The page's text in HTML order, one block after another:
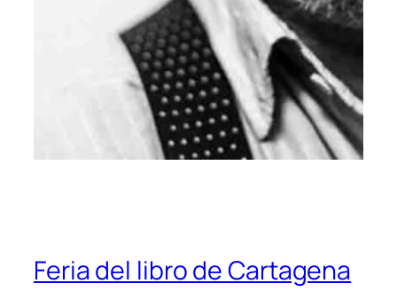
Feria del libro de Cartagena